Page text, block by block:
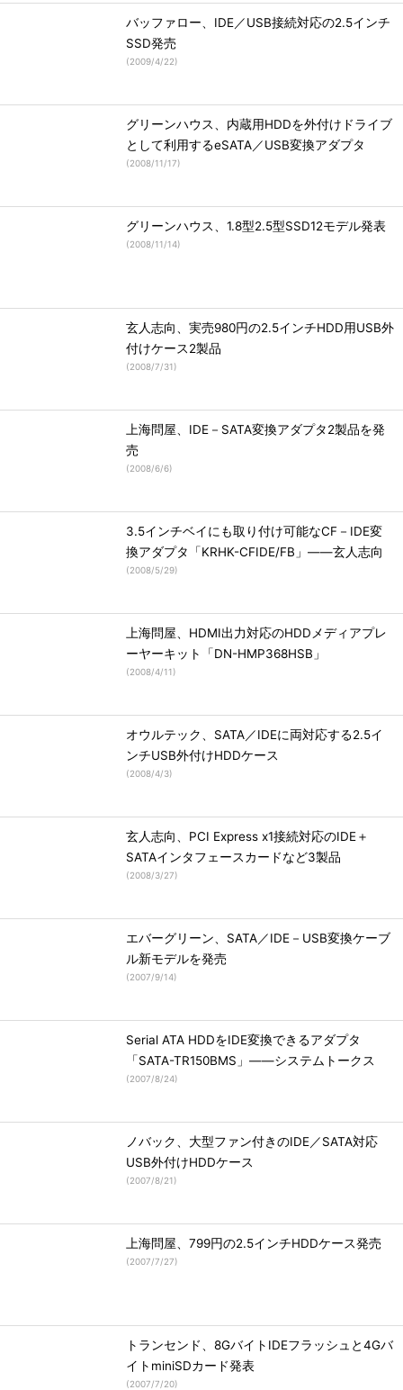
バッファロー、IDE／USB接続対応の2.5インチ
SSD発売
(2009/4/22)
グリーンハウス、内蔵用HDDを外付けドライブ
として利用するeSATA／USB変換アダプタ
(2008/11/17)
グリーンハウス、1.8型2.5型SSD12モデル発表
(2008/11/14)
玄人志向、実売980円の2.5インチHDD用USB外
付けケース2製品
(2008/7/31)
上海問屋、IDE－SATA変換アダプタ2製品を発
売
(2008/6/6)
3.5インチベイにも取り付け可能なCF－IDE変
換アダプタ「KRHK-CFIDE/FB」――玄人志向
(2008/5/29)
上海問屋、HDMI出力対応のHDDメディアプレ
ーヤーキット「DN-HMP368HSB」
(2008/4/11)
オウルテック、SATA／IDEに両対応する2.5イ
ンチUSB外付けHDDケース
(2008/4/3)
玄人志向、PCI Express x1接続対応のIDE＋
SATAインタフェースカードなど3製品
(2008/3/27)
エバーグリーン、SATA／IDE－USB変換ケーブ
ル新モデルを発売
(2007/9/14)
Serial ATA HDDをIDE変換できるアダプタ
「SATA-TR150BMS」――システムトークス
(2007/8/24)
ノバック、大型ファン付きのIDE／SATA対応
USB外付けHDDケース
(2007/8/21)
上海問屋、799円の2.5インチHDDケース発売
(2007/7/27)
トランセンド、8GバイトIDEフラッシュと4Gバ
イトminiSDカード発表
(2007/7/20)